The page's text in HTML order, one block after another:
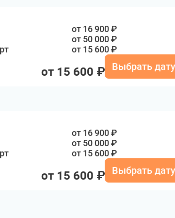
от 16 900 ₽
от 50 000 ₽
от 15 600 ₽
от 15 600 ₽ Выбрать дату
от 16 900 ₽
от 50 000 ₽
от 15 600 ₽
от 15 600 ₽ Выбрать дату